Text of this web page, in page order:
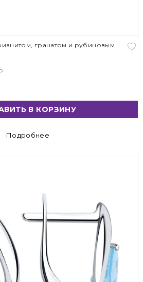
гранатом и рубиновым
В КОРЗИНУ
Подробнее